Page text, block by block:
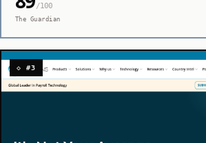
/100
The Guardian
◇ #3